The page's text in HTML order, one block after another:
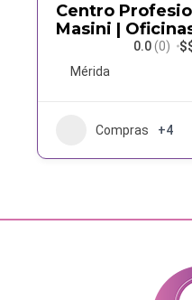
Centro
Masini |
0.0(0) $
Mérida
Compras +4